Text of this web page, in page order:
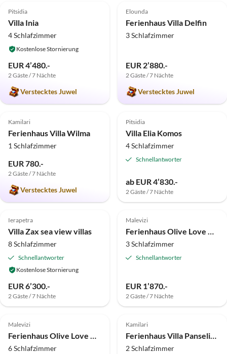
Pitsidia
Villa Inia
4 Schlafzimmer
Kostenlose Stornierung
EUR 4’480.-
2 Gäste / 7 Nächte
Verstecktes Juwel
Elounda
Ferienhaus Villa Delfin
3 Schlafzimmer
EUR 2’880.-
2 Gäste / 7 Nächte
Verstecktes Juwel
Top-Inserat
5.0 (1)
Kamilari
Ferienhaus Villa Wilma
1 Schlafzimmer
EUR 780.-
2 Gäste / 7 Nächte
Verstecktes Juwel
Top-Inserat
4.8 (1)
Pitsidia
Villa Elia Komos
4 Schlafzimmer
Schnellantworter
ab EUR 4’830.-
2 Gäste / 7 Nächte
Top-Inserat
Ierapetra
Villa Zax sea view villas
8 Schlafzimmer
Schnellantworter
Kostenlose Stornierung
EUR 6’300.-
2 Gäste / 7 Nächte
Top-Inserat
Malevizi
3 Schlafzimmer
Schnellantworter
EUR 1’870.-
2 Gäste / 7 Nächte
Top-Inserat
Malevizi
6 Schlafzimmer
Top-Inserat
Kamilari
2 Schlafzimmer